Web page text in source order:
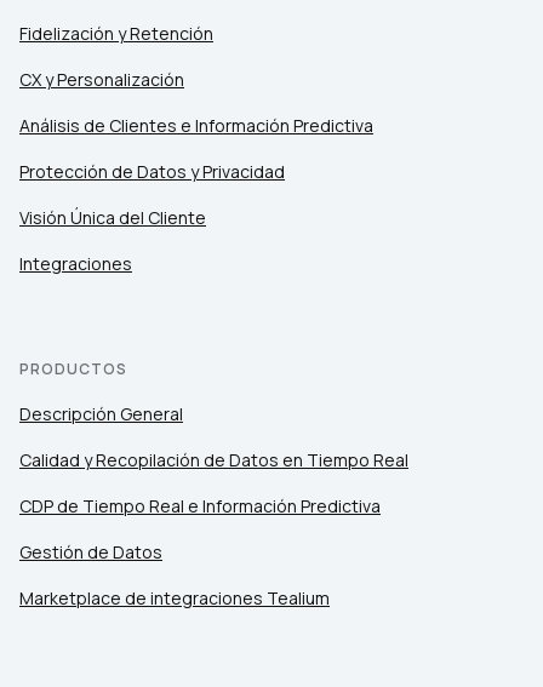
Fidelización y Retención
CX y Personalización
Análisis de Clientes e Información Predictiva
Protección de Datos y Privacidad
Visión Única del Cliente
Integraciones
PRODUCTOS
Descripción General
Calidad y Recopilación de Datos en Tiempo Real
CDP de Tiempo Real e Información Predictiva
Gestión de Datos
Marketplace de integraciones Tealium